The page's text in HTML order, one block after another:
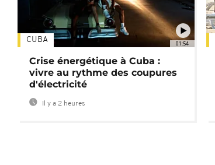
01:54
CUBA
Crise énergétique à Cuba :
vivre au rythme des coupures
d'électricité
Il y a 2 heures